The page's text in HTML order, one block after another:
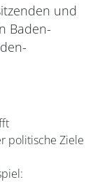
und
Baden-
politische Ziele